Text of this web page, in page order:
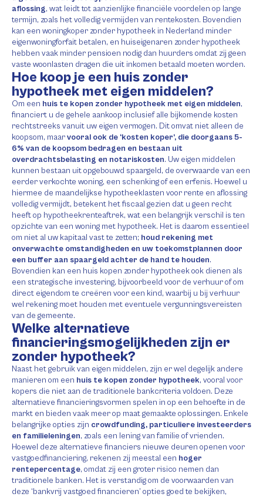
aflossing, wat leidt tot aanzienlijke financiële voordelen op lange
termijn, zoals het volledig vermijden van rentekosten. Bovendien
kan een woningkoper zonder hypotheek in Nederland minder
eigenwoningforfait betalen, en huiseigenaren zonder hypotheek
hebben vaak minder pensioen nodig dan huurders omdat zij geen
vaste woonlasten dragen die uit inkomen betaald moeten worden.
Hoe koop je een huis zonder
hypotheek met eigen middelen?
Om een huis te kopen zonder hypotheek met eigen middelen,
financiert u de gehele aankoop inclusief alle bijkomende kosten
rechtstreeks vanuit uw eigen vermogen. Dit omvat niet alleen de
koopsom, maarvooral ook de ‘kosten koper’, die doorgaans 5-
6% van de koopsom bedragen en bestaan uit
overdrachtsbelasting en notariskosten. Uw eigen middelen
kunnen bestaan uit opgebouwd spaargeld, de overwaarde van een
eerder verkochte woning, een schenking of een erfenis. Hoewel u
hiermee de maandelijkse hypotheeklasten voor rente en aflossing
volledig vermijdt, betekent het fiscaal gezien dat u geen recht
heeft op hypotheekrenteaftrek, wat een belangrijk verschil is ten
opzichte van een woning met hypotheek. Het is daarom essentieel
om niet al uw kapitaal vast te zetten; houd rekening met
onverwachte omstandigheden en uw toekomstplannen door
een buffer aan spaargeld achter de hand te houden.
Bovendien kan een huis kopen zonder hypotheek ook dienen als
een strategische investering, bijvoorbeeld voor de verhuur of om
direct eigendom te creëren voor een kind, waarbij u bij verhuur
wel rekening moet houden met eventuele vergunningsvereisten
van de gemeente.
Welke alternatieve
financieringsmogelijkheden zijn er
zonder hypotheek?
Naast het gebruik van eigen middelen, zijn er wel degelijk andere
manieren om een huis te kopen zonder hypotheek, vooral voor
kopers die niet aan de traditionele bankcriteria voldoen. Deze
alternatieve financieringsvormen spelen in op een behoefte in de
markt en bieden vaak meer op maat gemaakte oplossingen. Enkele
belangrijke opties zijn crowdfunding, particuliere investeerders
en familieleningen, zoals een lening van familie of vrienden.
Hoewel deze alternatieve financiers nieuwe deuren openen voor
vastgoedfinanciering, rekenen zij meestal een hoger
rentepercentage, omdat zij een groter risico nemen dan
traditionele banken. Het is verstandig om de voorwaarden van
deze ‘bankvrij vastgoed financieren’ opties goed te bekijken,